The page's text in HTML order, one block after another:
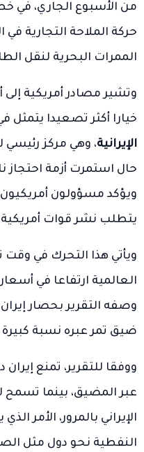
من الأسبوع الجاري، في
حركة الملاحة التجارية
الممرات البحرية لنقل
وتشير مصادر أمريكية
خيارا أكثر تصعيدا يتمثل
الإيرانية، وهي مركز رئيسي
حال استمرت أزمة احتجاز
ويؤكد مسؤولون
يتطلب نشر قوات
ويأتي هذا التحرك في
العالمية ارتفاعا في
وصفه التقرير بحصار
ضيق تمر عبره نسبة كبيرة
ووفقا للتقرير، تمنع
عبر المضيق، بينما تسمح
الإيراني بالمرور، الأمر
النفطية نحو دول مثل